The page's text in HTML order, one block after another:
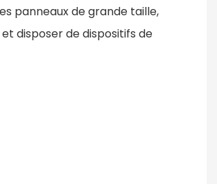
panneaux de grande taille,
disposer de dispositifs de